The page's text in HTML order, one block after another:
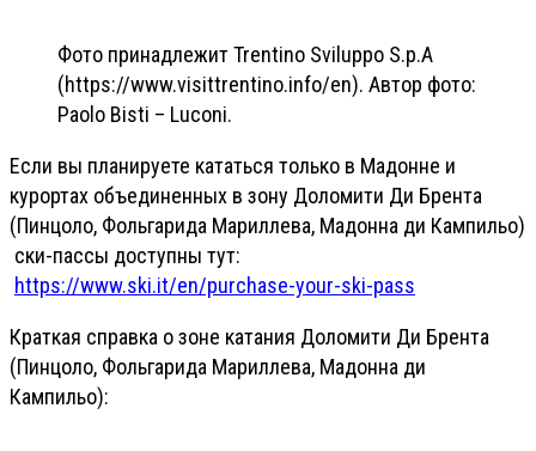
Фото принадлежит Trentino Sviluppo S.p.A
(https://www.visittrentino.info/en). Автор фото:
Paolo Bisti – Luconi.
Если вы планируете кататься только в Мадонне и
курортах объединенных в зону Доломити Ди Брента
(Пинцоло, Фольгарида Мариллева, Мадонна ди Кампильо)
ски-пассы доступны тут:
https://www.ski.it/en/purchase-your-ski-pass
Краткая справка о зоне катания Доломити Ди Брента
(Пинцоло, Фольгарида Мариллева, Мадонна ди
Кампильо):